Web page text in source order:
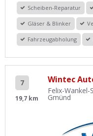
Scheiben-Reparatur
Gläser & Blinker
Fahrzeugabholung
7
19,7 km
Wintec
Felix-
Gmünd